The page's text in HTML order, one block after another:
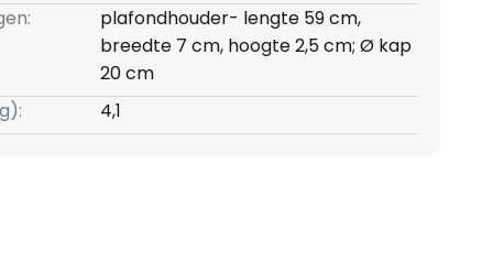
plafondhouder- lengte 59 cm,
breedte 7 cm, hoogte 2,5 cm; Ø kap
20 cm
4,1